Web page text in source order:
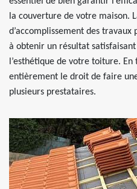
la couverture de votre maison.
d’accomplissement des
à obtenir un résultat
l’esthétique de votre toiture.
entièrement le droit de faire
plusieurs prestataires.